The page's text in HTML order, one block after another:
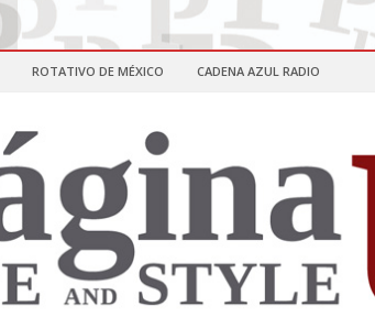
ROTATIVO DE MÉXICO CADENA AZUL RADIO